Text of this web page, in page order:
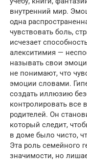
внутренний мир.
одна
чувствовать боль,
исчезает
алекситимия —
называть свои
не понимают, что
эмоции словами.
создать иллюзию
контролировать все
родителей. Он
который следит,
в доме было чисто,
Эта роль семейного
значимости, но